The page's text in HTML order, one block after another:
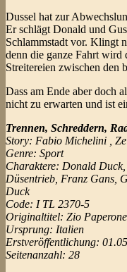
Dussel hat zur
Er schlägt Donald und
Schlammstadt vor. Klingt
denn die ganze Fahrt wird
Streitereien zwischen den
Dass am Ende aber doch
nicht zu erwarten und ist
Trennen, Schreddern,
Story: Fabio Michelini ,
Genre: Sport
Charaktere: Donald
Düsentrieb, Franz Gans,
Duck
Code: I TL 2370-5
Originaltitel: Zio
Ursprung: Italien
Erstveröffentlichung:
Seitenanzahl: 28